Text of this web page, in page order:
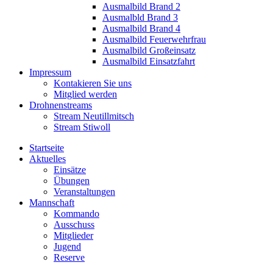
Ausmalbild Brand 2
Ausmalbld Brand 3
Ausmalbild Brand 4
Ausmalbild Feuerwehrfrau
Ausmalbild Großeinsatz
Ausmalbild Einsatzfahrt
Impressum
Kontakieren Sie uns
Mitglied werden
Drohnenstreams
Stream Neutillmitsch
Stream Stiwoll
Startseite
Aktuelles
Einsätze
Übungen
Veranstaltungen
Mannschaft
Kommando
Ausschuss
Mitglieder
Jugend
Reserve